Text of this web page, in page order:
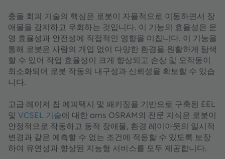
충돌 회피 기술의 핵심은 로봇이 자율적으로 이동하면서 장
애물을 감지하고 우회하는 것입니다. 이 기능의 효율성은 운
영 효율성과 안전성에 직접적인 영향을 미칩니다. 이 기능을
통해 로봇은 사람의 개입 없이 다양한 환경을 원활하게 탐색
할 수 있어 작업 효율성이 크게 향상되고 손상 및 오작동이
최소화되어 로봇 작동의 내구성과 신뢰성을 확보할 수 있습
니다.
고급 레이저 칩 에피택시 및 패키징을 기반으로 구축된 EEL
및 VCSEL 기술에 대한 ams OSRAM의 전문 지식은 로봇이
안정적으로 작동하고 동적 장애물, 환경 레이아웃의 일시적
변경과 같은 예측할 수 없는 조건에 적응할 수 있도록 보장
하여 유연성과 향상된 지능형 서비스를 모두 제공합니다.